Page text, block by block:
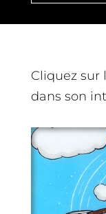
Cliquez sur
dans son